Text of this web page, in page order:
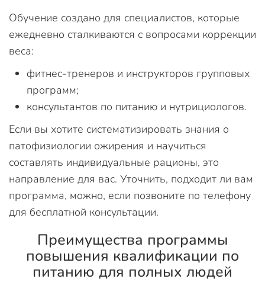
Обучение создано для специалистов, которые
ежедневно сталкиваются с вопросами коррекции
веса:
фитнес-тренеров и инструкторов групповых
программ;
консультантов по питанию и нутрициологов.
Если вы хотите систематизировать знания о
патофизиологии ожирения и научиться
составлять индивидуальные рационы, это
направление для вас. Уточнить, подходит ли вам
программа, можно, если позвоните по телефону
для бесплатной консультации.
Преимущества программы
повышения квалификации по
питанию для полных людей